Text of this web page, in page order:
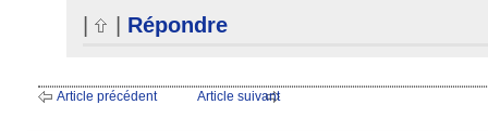
Répondre
Article précédent Article suivant